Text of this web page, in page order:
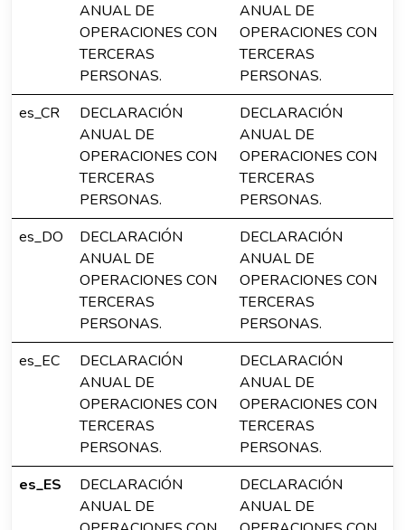
ANUAL DE
OPERACIONES CON
TERCERAS
PERSONAS.
ANUAL DE
OPERACIONES CON
TERCERAS
PERSONAS.
es_CR
DECLARACIÓN
ANUAL DE
OPERACIONES CON
TERCERAS
PERSONAS.
DECLARACIÓN
ANUAL DE
OPERACIONES CON
TERCERAS
PERSONAS.
es_DO
DECLARACIÓN
ANUAL DE
OPERACIONES CON
TERCERAS
PERSONAS.
DECLARACIÓN
ANUAL DE
OPERACIONES CON
TERCERAS
PERSONAS.
es_EC
DECLARACIÓN
ANUAL DE
OPERACIONES CON
TERCERAS
PERSONAS.
DECLARACIÓN
ANUAL DE
OPERACIONES CON
TERCERAS
PERSONAS.
es_ES
DECLARACIÓN
ANUAL DE
DECLARACIÓN
ANUAL DE